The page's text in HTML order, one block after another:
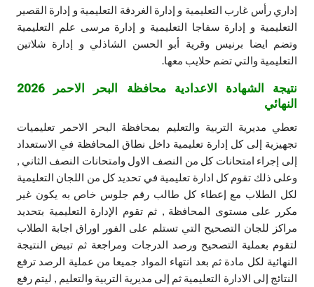
إداري رأس غارب التعليمية و إدارة الغردقة التعليمية و إدارة القصير
التعليمية و إدارة سفاجا التعليمية و إدارة مرسى علم التعليمية
وتضم ايضا برنيس وقرية أبو الحسن الشاذلي و إدارة شلاتين
التعليمية والتي تضم حلايب معها.
نتيجة الشهادة الاعدادية محافظة البحر الاحمر 2026
النهائي
تعطي مديرية التربية والتعليم بمحافظة البحر الاحمر تعليميات
تجهيزية إلى كل إدارة تعليمية داخل نطاق المحافظة في الاستعداد
إلى إجراء امتحانات كل من النصف الاول وامتحانات النصف الثاني ,
وعلى ذلك تقوم كل ادارة تعليمية في تحديد كل من اللجان التعليمية
لكل الطلاب مع إعطاء كل طالب رقم جلوس خاص به يكون غير
مكرر على مستوى المحافظة , ثم تقوم الإدارة التعليمية بتحديد
مراكز للجان التصحيح التي تستلم على الفور اوراق اجابة الطلاب
لتقوم بعملية التصحيح ورصد الدرجات ومراجعة ثم تبيض النتيجة
النهائية لكل مادة ثم بعد انتهاء المواد جميعا من عملية الرصد ترفع
النتائج إلى الادارة التعليمية ثم إلى مديرية التربية والتعليم , ليتم رفع